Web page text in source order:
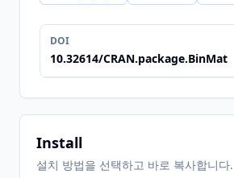
DOI
10.32614/CRAN.package.BinMat
Install
설치 방법을 선택하고 바로 복사합니다.